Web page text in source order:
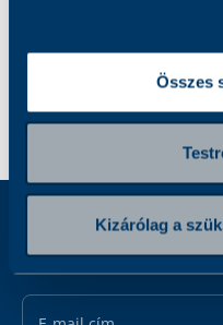
Összes
Kizárólag a
Iratkozzon fel
Email
Address